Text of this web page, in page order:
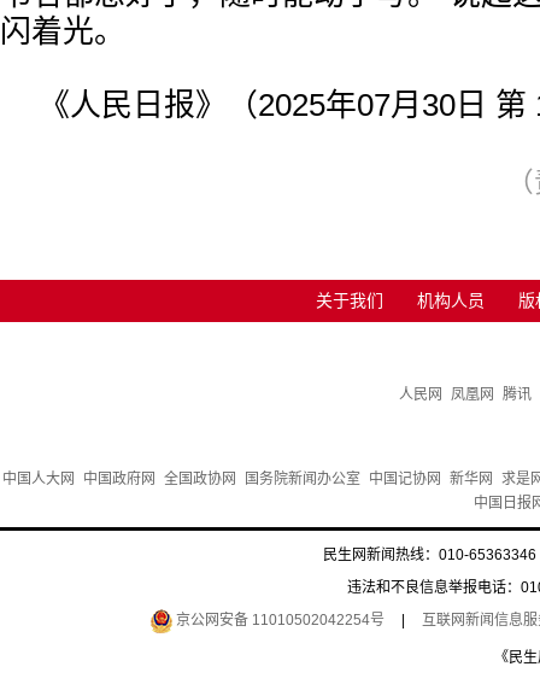
闪着光。
《人民日报》（2025年07月30日 第
关于我们 机构人员 版
人民网 凤凰网 腾讯
中国人大网 中国政府网 全国政协网 国务院新闻办公室 中国记协网 新华网
求是
中国日报
民生网新闻热线：010-
违法和不良信息举报电话：
京公网安备 11010502042254号
互联网新闻信息
《民